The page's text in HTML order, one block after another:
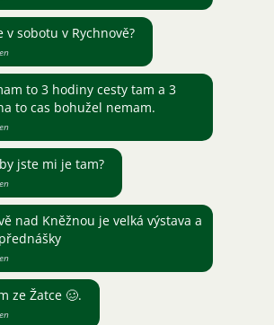
v sobotu v Rychnově?
to 3 hodiny cesty tam a 3
to cas bohužel nemam.
jste mi je tam?
nad Kněžnou je velká výstava a
ze Žatce 🥴.